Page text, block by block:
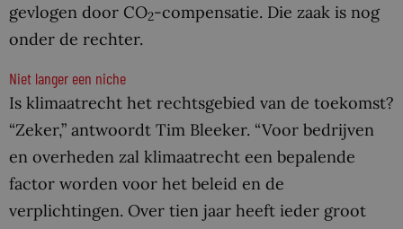
gevlogen door CO2-compensatie. Die zaak is nog
onder de rechter.
Niet langer een niche
Is klimaatrecht het rechtsgebied van de toekomst?
“Zeker,” antwoordt Tim Bleeker. “Voor bedrijven
en overheden zal klimaatrecht een bepalende
factor worden voor het beleid en de
verplichtingen. Over tien jaar heeft ieder groot